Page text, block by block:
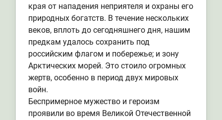
края от нападения неприятеля и охраны его
природных богатств. В течение нескольких
веков, вплоть до сегодняшнего дня, нашим
предкам удалось сохранить под
российским флагом и побережье; и зону
Арктических морей. Это стоило огромных
жертв, особенно в период двух мировых
войн.
Беспримерное мужество и героизм
проявили во время Великой Отечественной